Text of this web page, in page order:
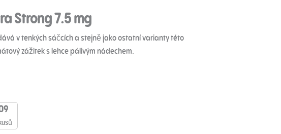
Strong 7.5 mg
v tenkých sáčcích a stejně jako ostatní varianty této
zážitek s lehce pálivým nádechem.